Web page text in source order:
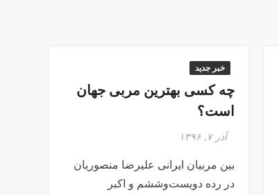
خبر جدید
چه کسی بهترین مربی جهان
است؟
آذر ۷, ۱۳۹۶
بین مربیان ایرانی علیرضا منصوریان
در رده دویست‌وششم و اکبر